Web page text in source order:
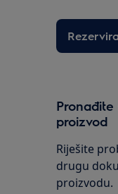
proizvod
Riješite
drugu
proizvodu.